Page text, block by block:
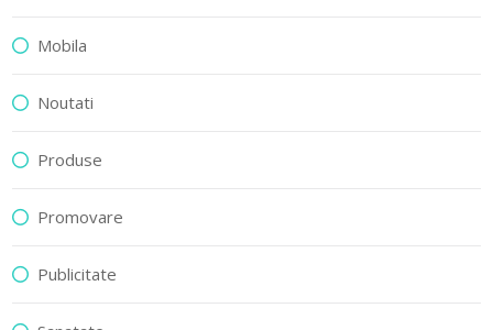
Mobila
Noutati
Produse
Promovare
Publicitate